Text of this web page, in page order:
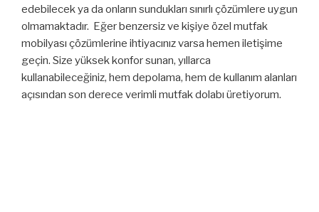
edebilecek ya da onların sundukları sınırlı çözümlere uygun
olmamaktadır. Eğer benzersiz ve kişiye özel mutfak
mobilyası çözümlerine ihtiyacınız varsa hemen iletişime
geçin. Size yüksek konfor sunan, yıllarca
kullanabileceğiniz, hem depolama, hem de kullanım alanları
açısından son derece verimli mutfak dolabı üretiyorum.